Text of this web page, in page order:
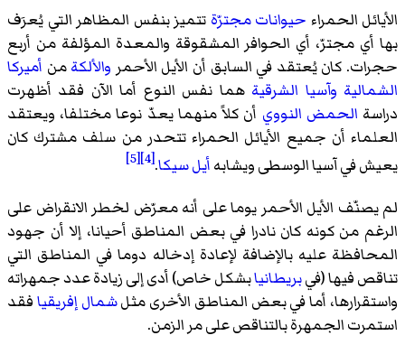
الأيائل الحمراء حيوانات مجترّة تتميز بنفس المظاهر التي يُعرَف
بها أي مجترّ، أي الحوافر المشقوقة والمعدة المؤلفة من أربع
حجرات. كان يُعتقد في السابق أن الأيل الأحمر والألكةمن أميركا
الشمالية وآسيا الشرقية هما نفس النوع أما الآن فقد أظهرت
دراسة الحمض النووي أن كلاً منهما يعدّ نوعا مختلفا، ويعتقد
العلماء أن جميع الأيائل الحمراء تتحدر من سلف مشترك كان
يعيش في آسيا الوسطى ويشابهأيل سيكا.
[4]
[5]
لم يصنّف الأيل الأحمر يوما على أنه معرّض لخطر الانقراض على
الرغم من كونه كان نادرا في بعض المناطق أحيانا، إلا أن جهود
المحافظة عليه بالإضافة لإعادة إدخاله دوما في المناطق التي
تناقص فيها (فيبريطانيابشكل خاص) أدى إلى زيادة عدد جمهراته
واستقرارها، أما في بعض المناطق الأخرى مثلشمال إفريقيافقد
استمرت الجمهرة بالتناقص على مر الزمن.